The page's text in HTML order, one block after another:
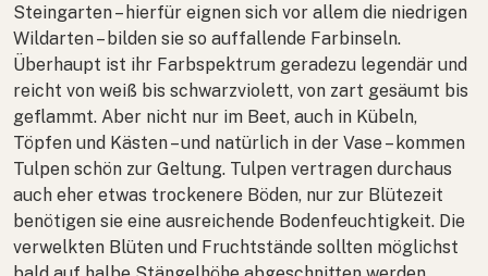
Steingarten – hierfür eignen sich vor allem die niedrigen
Wildarten – bilden sie so auffallende Farbinseln.
Überhaupt ist ihr Farbspektrum geradezu legendär und
reicht von weiß bis schwarzviolett, von zart gesäumt bis
geflammt. Aber nicht nur im Beet, auch in Kübeln,
Töpfen und Kästen – und natürlich in der Vase – kommen
Tulpen schön zur Geltung. Tulpen vertragen durchaus
auch eher etwas trockenere Böden, nur zur Blütezeit
benötigen sie eine ausreichende Bodenfeuchtigkeit. Die
verwelkten Blüten und Fruchtstände sollten möglichst